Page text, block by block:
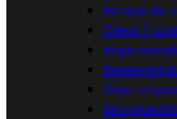
Estojos de
Óleos /
Óleo